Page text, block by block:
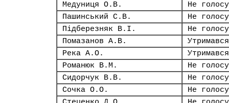
Медуниця О.В.
Не
Пашинський С.В.
Не
Підберезняк В.І.
Не
Помазанов А.В.
Утримався
Река А.О.
Утримався
Романюк В.М.
Не
Сидорчук В.В.
Не
Сочка О.О.
Не